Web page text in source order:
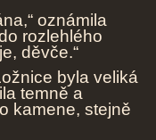
oznámila
rozlehlého
děvče.“
byla veliká
temně a
kamene, stejně